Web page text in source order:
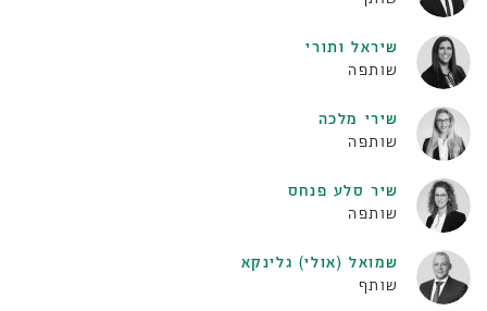
שיראל ותורי
שותפה
שירי מלכה
שותפה
שיר סלע פנחס
שותפה
שמואל (אולי) גלינקא
שותף